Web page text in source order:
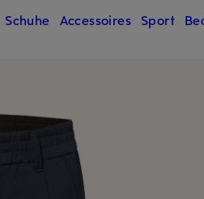
Schuhe Accessoires Sport